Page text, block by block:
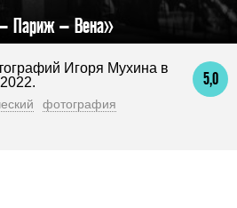
Париж – Вена»
5,0
Игоря Мухина в
фотография